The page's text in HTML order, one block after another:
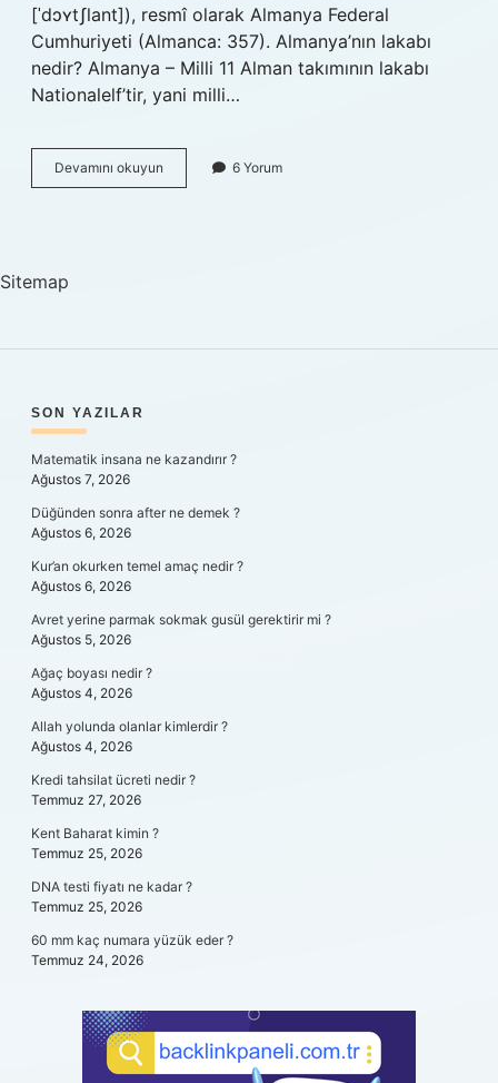
[ˈdɔʏtʃlant]), resmî olarak Almanya Federal
Cumhuriyeti (Almanca: 357). Almanya’nın lakabı
nedir? Almanya – Milli 11 Alman takımının lakabı
Nationalelf’tir, yani milli…
Devamını okuyun Almanyanın
Tam
6 Yorum
Sitemap
SIDEBAR
SON YAZILAR
Matematik insana ne kazandırır ?
Ağustos 7, 2026
Düğünden sonra after ne demek ?
Ağustos 6, 2026
Kur’an okurken temel amaç nedir ?
Ağustos 6, 2026
Avret yerine parmak sokmak gusül gerektirir mi ?
Ağustos 5, 2026
Ağaç boyası nedir ?
Ağustos 4, 2026
Allah yolunda olanlar kimlerdir ?
Ağustos 4, 2026
Kredi tahsilat ücreti nedir ?
Temmuz 27, 2026
Kent Baharat kimin ?
Temmuz 25, 2026
DNA testi fiyatı ne kadar ?
Temmuz 25, 2026
60 mm kaç numara yüzük eder ?
Temmuz 24, 2026